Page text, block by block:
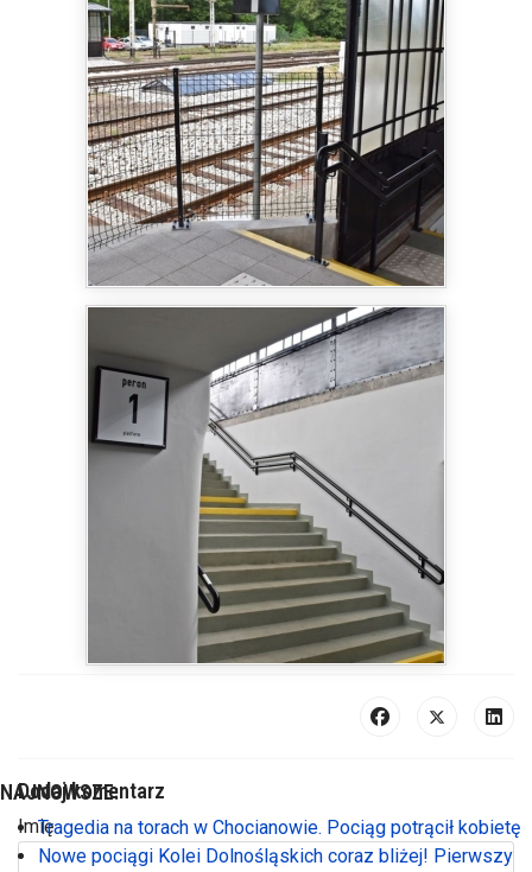
Dodaj komentarz
Imię
NAJNOWSZE:
Tragedia na torach w Chocianowie. Pociąg potrącił kobietę
Nowe pociągi Kolei Dolnośląskich coraz bliżej! Pierwszy